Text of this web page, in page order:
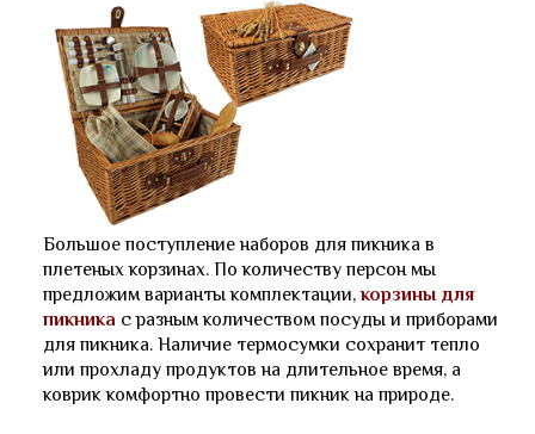
Большое поступление наборов для пикника в
плетеных корзинах. По количеству персон мы
предложим варианты комплектации,корзины для
пикника с разным количеством посуды и приборами
для пикника. Наличие термосумки сохранит тепло
или прохладу продуктов на длительное время, а
коврик комфортно провести пикник на природе.